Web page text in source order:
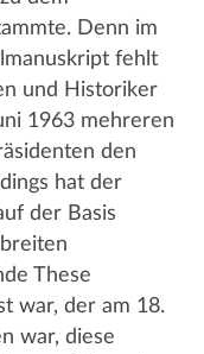
Denn im
fehlt
und Historiker
1963 mehreren
den
hat der
der Basis
These
war, der am 18.
war, diese